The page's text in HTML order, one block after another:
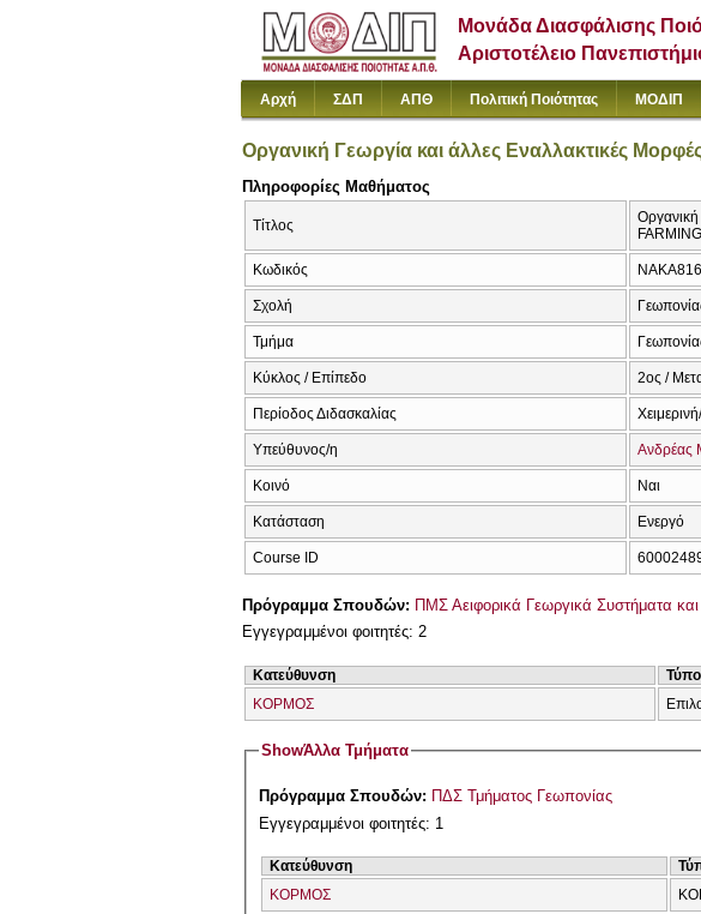
Μονάδα Διασφάλισης
Αριστοτέλειο
Αρχή ΣΔΠ ΑΠΘ Πολιτική Ποιότητας ΜΟΔΙΠ
Οργανική Γεωργία και άλλες Εναλλακτικές
Πληροφορίες Μαθήματος
Τίτλος
FARMING
Κωδικός
Σχολή
Τμήμα
Κύκλος / Επίπεδο 2ος /
Περίοδος Διδασκαλίας
Υπεύθυνος/η Ανδρέας
Κοινό Ναι
Κατάσταση Ενεργό
Course ID
Πρόγραμμα Σπουδών: ΠΜΣ Αειφορικά Γεωργικά Συστήματα
Εγγεγραμμένοι φοιτητές: 2
Κατεύθυνση
ΚΟΡΜΟΣ
ShowΆλλα Τμήματα
Πρόγραμμα Σπουδών: ΠΔΣ Τμήματος Γεωπονίας
Εγγεγραμμένοι φοιτητές: 1
Κατεύθυνση
ΚΟΡΜΟΣ